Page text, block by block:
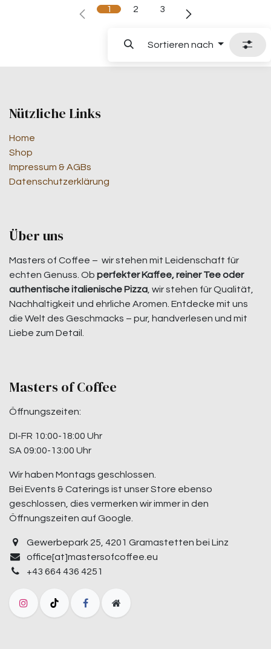
1 2 3
Sortieren nach
Nützliche Links
Home
Shop
Impressum & AGBs
Datenschutzerklärung
Über uns
Masters of Coffee – wir stehen mit Leidenschaft für
echten Genuss. Ob perfekter Kaffee, reiner Tee oder
authentische italienische Pizza , wir stehen für Qualität,
Nachhaltigkeit und ehrliche Aromen. Entdecke mit uns
die Welt des Geschmacks – pur, handverlesen und mit
Liebe zum Detail.
Masters of Coffee
Öffnungszeiten:
DI-FR 10:00-18:00 Uhr
SA 09:00-13:00 Uhr
Wir haben Montags geschlossen.
Bei Events & Caterings ist unser Store ebenso
geschlossen, dies vermerken wir immer in den
Öffnungszeiten auf Google.
Gewerbepark 25, 4201 Gramastetten bei Linz
office[at]mastersofcoffee.eu
+43 664 436 4251